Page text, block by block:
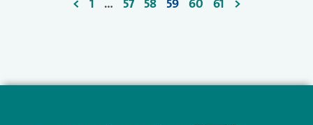
< 1 … 57 58 59 60 61 >